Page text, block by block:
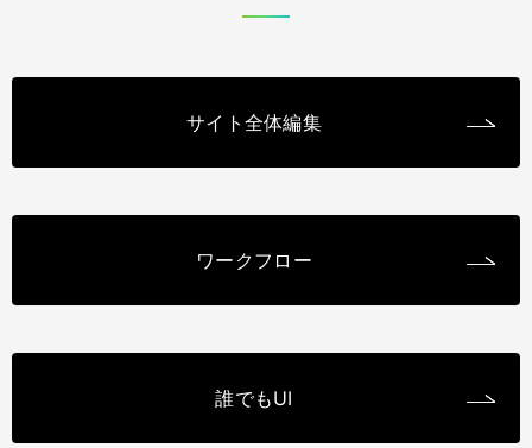
サイト全体編集
ワークフロー
誰でもUI